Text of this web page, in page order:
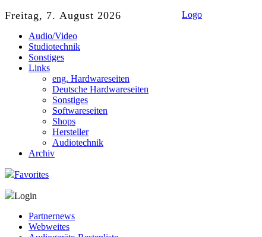
Freitag, 7. August 2026 Logo
Audio/Video
Studiotechnik
Sonstiges
Links
eng. Hardwareseiten
Deutsche Hardwareseiten
Sonstiges
Softwareseiten
Shops
Hersteller
Audiotechnik
Archiv
Favorites
Login
Partnernews
Webweites